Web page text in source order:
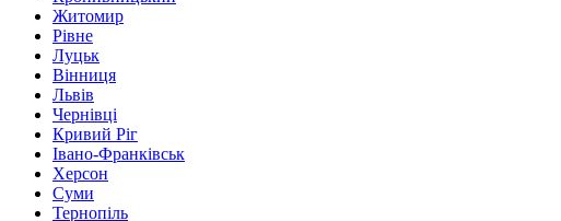
Житомир
Рівне
Луцьк
Вінниця
Львів
Чернівці
Кривий Ріг
Івано-Франківськ
Херсон
Суми
Тернопіль